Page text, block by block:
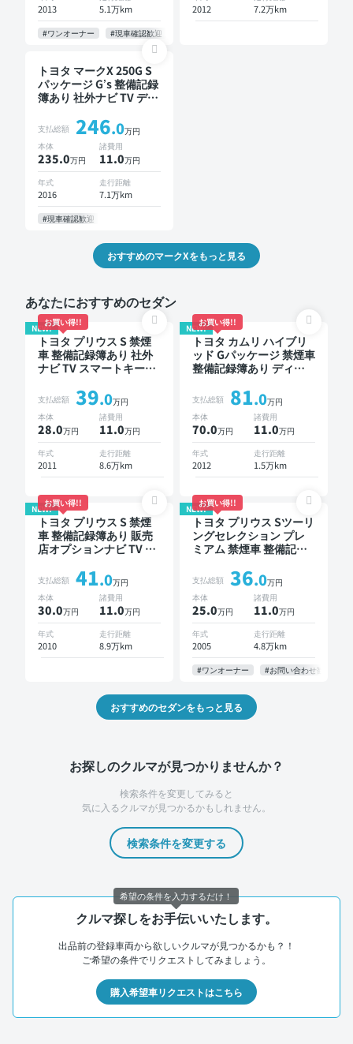
2013 5.1万km
#ワンオーナー #現車確認歓迎
2012 7.2万km
トヨタ マークX 250G S
パッケージ G’s 整備記録
簿あり 社外ナビ TV デジ
ートクルーズ スマート
キー ETC バックモニタ
ー ドライブレコーダー
リフトアップ 社外マフ
ラー
支払総額 246.0万円
本体
235.0万円
諸費用
11.0万円
年式
2016
走行距離
7.1万km
#現車確認歓迎
おすすめのマークXをもっと見る
あなたにおすすめのセダン
NEW!
お買い得!!
トヨタ プリウス S 禁煙
車 整備記録簿あり 社外
ナビ TV スマートキー
ライブレコーダー
支払総額 39.0万円
本体
28.0万円
諸費用
11.0万円
年式
2011
走行距離
8.6万km
NEW!
お買い得!!
トヨタ カムリ ハイブリ
ッド Gパッケージ 禁煙車
整備記録簿あり ディス
キットあり TV スマート
キー ETC バックモニタ
ー ドライブレコーダー
支払総額 81.0万円
本体
70.0万円
諸費用
11.0万円
年式
2012
走行距離
1.5万km
NEW!
お買い得!!
トヨタ プリウス S 禁煙
車 整備記録簿あり 販売
店オプションナビ TV ス
支払総額 41.0万円
本体
30.0万円
諸費用
11.0万円
年式
2010
走行距離
8.9万km
NEW!
お買い得!!
トヨタ プリウス Sツーリ
ングセレクション プレ
ミアム 禁煙車 整備記録
ーディオ TV スマートキ
ー ETC バックモニター
支払総額 36.0万円
本体
25.0万円
諸費用
11.0万円
年式
2005
走行距離
4.8万km
#ワンオーナー #お問い合わせ歓迎
おすすめのセダンをもっと見る
お探しのクルマが見つかりませんか？
検索条件を変更してみると
気に入るクルマが見つかるかもしれません。
検索条件を変更する
クルマ探しをお手伝いいたします。
出品前の登録車両から欲しいクルマが見つかるかも？！
ご希望の条件でリクエストしてみましょう。
購入希望車リクエストはこちら
希望の条件を入力するだけ！